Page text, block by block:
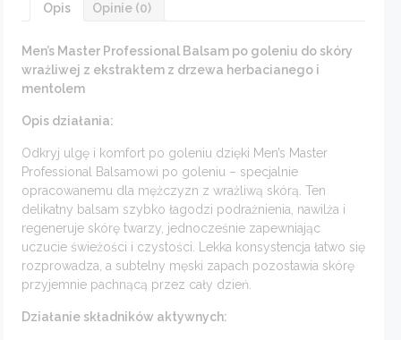
Opis Opinie (0)
Men’s Master Professional Balsam po goleniu do skóry
wrażliwej z ekstraktem z drzewa herbacianego i
mentolem
Opis działania:
Odkryj ulgę i komfort po goleniu dzięki Men’s Master
Professional Balsamowi po goleniu – specjalnie
opracowanemu dla mężczyzn z wrażliwą skórą. Ten
delikatny balsam szybko łagodzi podrażnienia, nawilża i
regeneruje skórę twarzy, jednocześnie zapewniając
uczucie świeżości i czystości. Lekka konsystencja łatwo się
rozprowadza, a subtelny męski zapach pozostawia skórę
przyjemnie pachnącą przez cały dzień.
Działanie składników aktywnych: